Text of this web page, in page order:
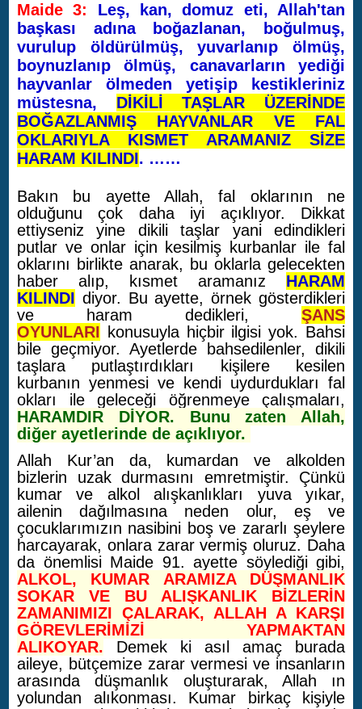
Maide 3:
Leş, kan, domuz eti, Allah'tan
başkası adına boğazlanan, boğulmuş,
vurulup öldürülmüş, yuvarlanıp ölmüş,
boynuzlanıp ölmüş, canavarların yediği
hayvanlar ölmeden yetişip kestikleriniz
müstesna, DİKİLİ TAŞLAR ÜZERİNDE
BOĞAZLANMIŞ HAYVANLAR VE FAL
OKLARIYLA KISMET ARAMANIZ SİZE
HARAM KILINDI. ……
Bakın bu ayette Allah, fal oklarının ne
olduğunu çok daha iyi açıklıyor. Dikkat
ettiyseniz yine dikili taşlar yani edindikleri
putlar ve onlar için kesilmiş kurbanlar ile fal
oklarını birlikte anarak, bu oklarla gelecekten
haber alıp, kısmet aramanız HARAM
KILINDI diyor. Bu ayette, örnek gösterdikleri
ve haram dedikleri, ŞANS
OYUNLARI konusuyla hiçbir ilgisi yok. Bahsi
bile geçmiyor. Ayetlerde bahsedilenler, dikili
taşlara putlaştırdıkları kişilere kesilen
kurbanın yenmesi ve kendi uydurdukları fal
okları ile geleceği öğrenmeye çalışmaları,
HARAMDIR DİYOR. Bunu zaten Allah,
diğer ayetlerinde de açıklıyor.
Allah Kur’an da, kumardan ve alkolden
bizlerin uzak durmasını emretmiştir. Çünkü
kumar ve alkol alışkanlıkları yuva yıkar,
ailenin dağılmasına neden olur, eş ve
çocuklarımızın nasibini boş ve zararlı şeylere
harcayarak, onlara zarar vermiş oluruz. Daha
da önemlisi Maide 91. ayette söylediği gibi,
ALKOL, KUMAR ARAMIZA DÜŞMANLIK
SOKAR VE BU ALIŞKANLIK BİZLERİN
ZAMANIMIZI ÇALARAK, ALLAH A KARŞI
GÖREVLERİMİZİ YAPMAKTAN
ALIKOYAR. Demek ki asıl amaç burada
aileye, bütçemize zarar vermesi ve insanların
arasında düşmanlık oluşturarak, Allah ın
yolundan alıkonması. Kumar birkaç kişiyle